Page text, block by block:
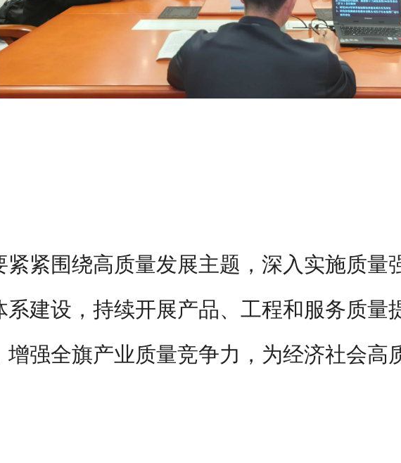
紧紧围绕高质量发展主题，深入实施质量
建设，持续开展产品、工程和服务质量
强全旗产业质量竞争力，为经济社会高